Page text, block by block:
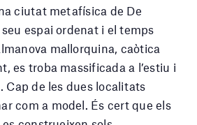
ciutat metafísica de De
espai ordenat i el temps
mallorquina, caòtica
es troba massificada a l’estiu i
Cap de les dues localitats
com a model. És cert que els